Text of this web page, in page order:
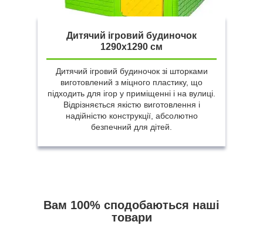
Дитячий ігровий будиночок
1290х1290 см
Дитячий ігровий будиночок зі шторками
виготовлений з міцного пластику, що
підходить для ігор у приміщенні і на вулиці.
Відрізняється якістю виготовлення і
надійністю конструкції, абсолютно
безпечний для дітей.
Вам 100% сподобаються наші
товари